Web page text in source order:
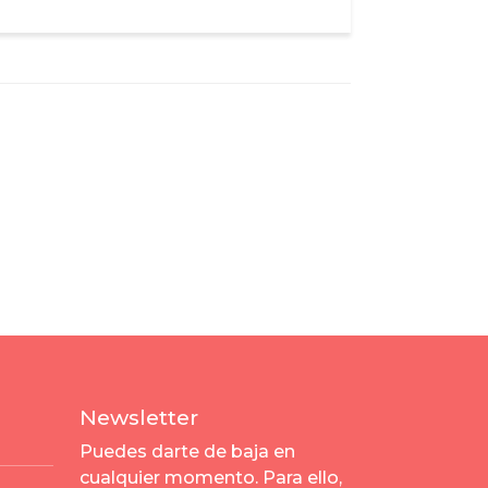
Newsletter
Puedes darte de baja en
cualquier momento. Para ello,